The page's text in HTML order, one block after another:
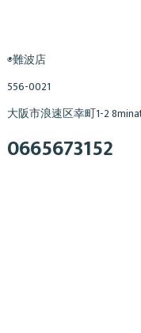
◉難波店
556-0021
大阪市浪速区幸町1-2
0665673152